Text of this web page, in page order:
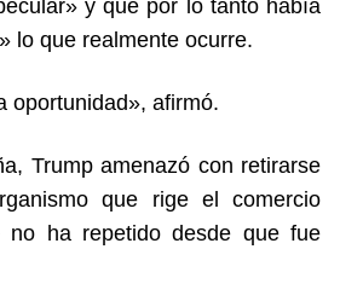
y que por lo tanto había
lo que realmente ocurre.
oportunidad», afirmó.
Trump amenazó con retirarse
que rige el comercio
no ha repetido desde que fue